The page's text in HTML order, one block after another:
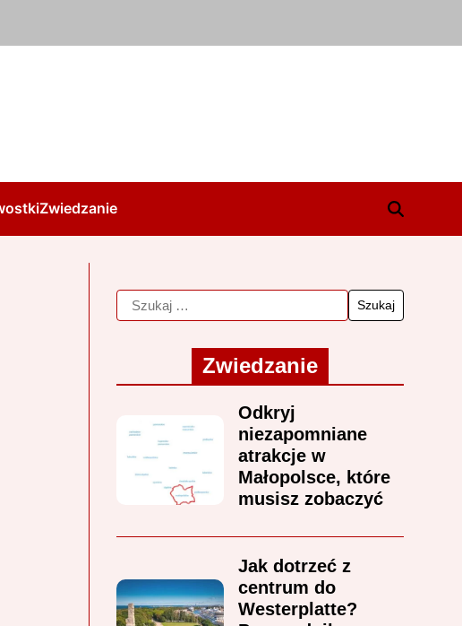
Zwiedzanie
Zwiedzanie
Odkryj
niezapomniane
atrakcje w
Małopolsce, które
musisz zobaczyć
Jak dotrzeć z
centrum do
Westerplatte?